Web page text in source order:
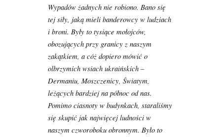
Wypadów żadnych nie robiono. Bano się
tej siły, jaką mieli banderowcy w ludziach
i broni. Były to tysiące mołojców,
obozujących przy granicy z naszym
zakątkiem, a cóż dopiero mówić o
olbrzymich wsiach ukraińskich –
Dermaniu, Moszczenicy, Światym,
leżących bardziej na północ od nas.
Pomimo ciasnoty w budynkach, staraliśmy
się skupić jak najwięcej ludności w
naszym czworoboku obronnym. Było to